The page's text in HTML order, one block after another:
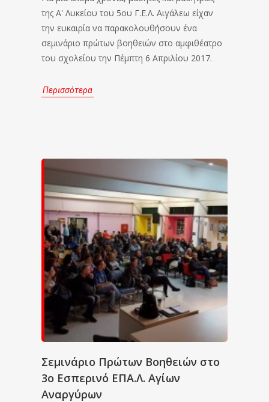
της Α' Λυκείου του 5ου Γ.Ε.Λ. Αιγάλεω είχαν
την ευκαιρία να παρακολουθήσουν ένα
σεμινάριο πρώτων βοηθειών στο αμφιθέατρο
του σχολείου την Πέμπτη 6 Απριλίου 2017.
Περισσότερα
Σεμινάριο Πρώτων Βοηθειών στο
3ο Εσπερινό ΕΠΑ.Λ. Αγίων
Αναργύρων